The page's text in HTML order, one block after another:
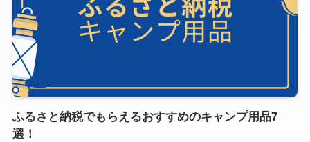
ふるさと納税でもらえるおすすめのキャンプ用品7
選！